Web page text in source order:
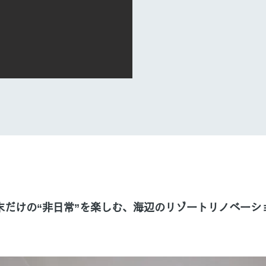
だけの“非日常”を楽しむ、海辺のリゾートリノベーシ